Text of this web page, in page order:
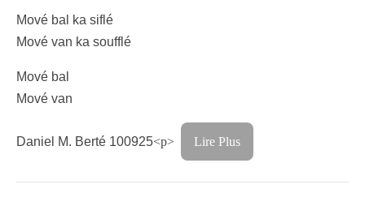
Mové bal ka siflé
Mové van ka soufflé
Mové bal
Mové van
Daniel M. Berté 100925<p> Lire Plus